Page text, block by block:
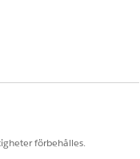
förbehålles.